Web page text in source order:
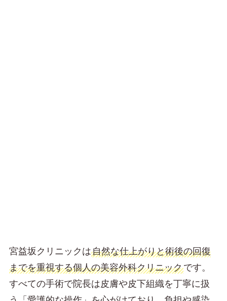
宮益坂クリニックは自然な仕上がりと術後の回復
までを重視する個人の美容外科クリニックです。
すべての手術で院長は皮膚や皮下組織を丁寧に扱